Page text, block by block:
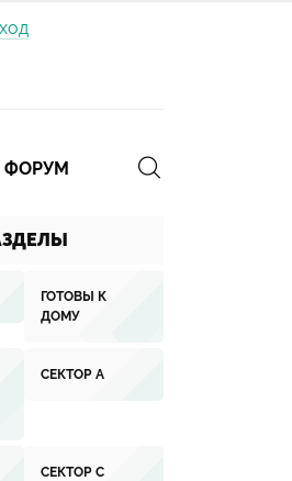
ФОРУМ
ГОТОВЫ К
ДОМУ
СЕКТОР А
СЕКТОР С